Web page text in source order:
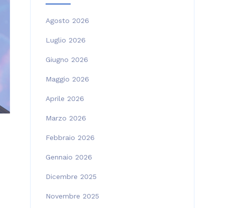
Agosto 2026
Luglio 2026
Giugno 2026
Maggio 2026
Aprile 2026
Marzo 2026
Febbraio 2026
Gennaio 2026
Dicembre 2025
Novembre 2025